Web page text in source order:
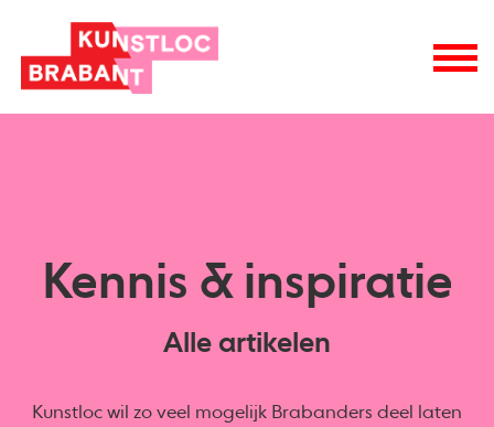
Kennis & inspiratie
Alle artikelen
Kunstloc wil zo veel mogelijk Brabanders deel laten